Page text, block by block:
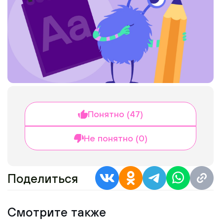
Понятно (47)
Не понятно (0)
Поделиться
Смотрите также